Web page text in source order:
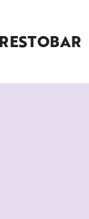
RESTOBAR